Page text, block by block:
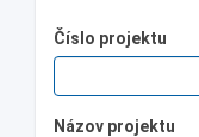
Číslo projektu
Názov projektu